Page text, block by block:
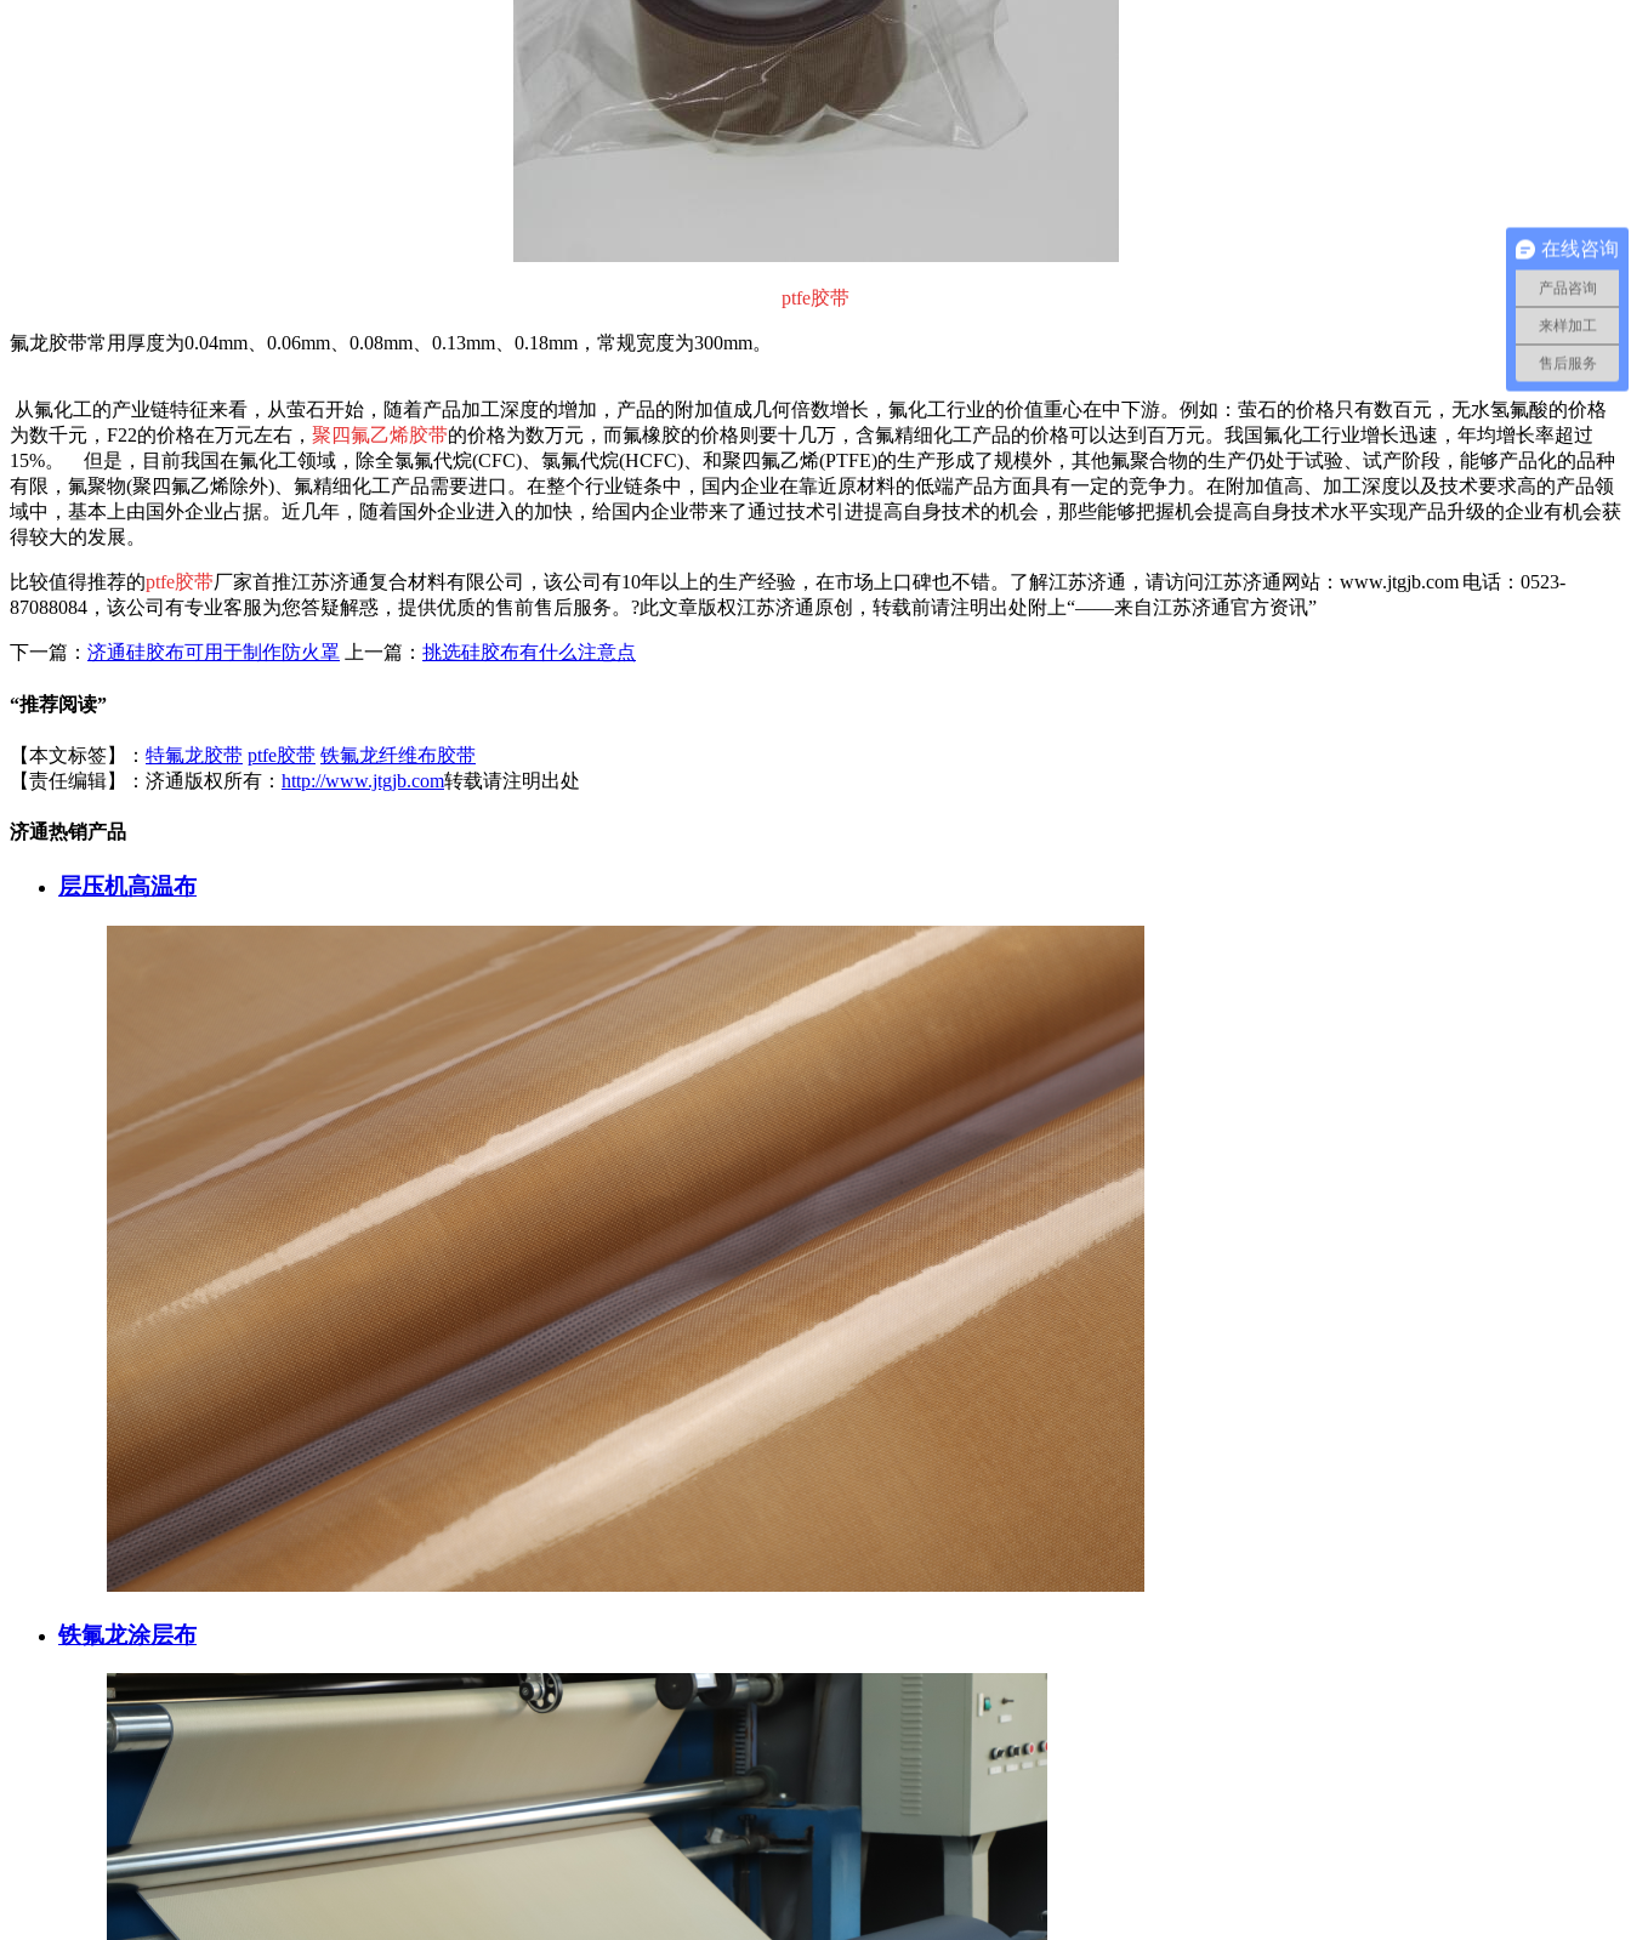
ptfe胶带
氟龙胶带常用厚度为0.04mm、0.06mm、0.08mm、0.13mm、0.18mm，常规宽度为300mm。
从氟化工的产业链特征来看，从萤石开始，随着产品加工深度的增加，产品的附加值成几何倍数增长，氟化工行业的价值重心在中下游。例如：萤石的价格只有数百元，无水氢氟酸的价格
为数千元，F22的价格在万元左右， 聚四氟乙烯胶带的价格为数万元，而氟橡胶的价格则要十几万，含氟精细化工产品的价格可以达到百万元。我国氟化工行业增长迅速，年均增长率超过
15%。 但是，目前我国在氟化工领域，除全氯氟代烷(CFC)、氯氟代烷(HCFC)、和聚四氟乙烯(PTFE)的生产形成了规模外，其他氟聚合物的生产仍处于试验、试产阶段，能够产品化的品种
有限，氟聚物(聚四氟乙烯除外)、氟精细化工产品需要进口。在整个行业链条中，国内企业在靠近原材料的低端产品方面具有一定的竞争力。在附加值高、加工深度以及技术要求高的产品领
域中，基本上由国外企业占据。近几年，随着国外企业进入的加快，给国内企业带来了通过技术引进提高自身技术的机会，那些能够把握机会提高自身技术水平实现产品升级的企业有机会获
得较大的发展。
比较值得推荐的ptfe胶带厂家首推江苏济通复合材料有限公司，该公司有10年以上的生产经验，在市场上口碑也不错。了解江苏济通，请访问江苏济通网站：www.jtgjb.com 电话：0523-
87088084，该公司有专业客服为您答疑解惑，提供优质的售前售后服务。?此文章版权江苏济通原创，转载前请注明出处附上“——来自江苏济通官方资讯”
下一篇： 济通硅胶布可用于制作防火罩 上一篇： 挑选硅胶布有什么注意点
“推荐阅读”
【本文标签】： 特氟龙胶带 ptfe胶带 铁氟龙纤维布胶带
【责任编辑】： 济通版权所有： http://www.jtgjb.com转载请注明出处
济通热销产品
层压机高温布
铁氟龙涂层布
在线咨询
产品咨询
来样加工
售后服务